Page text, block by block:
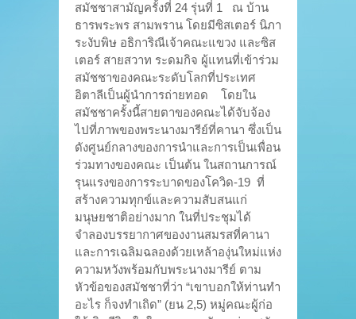
สมัชชาสามัญครั้งที่ 24 รุ่นที่ 1 ณ บ้าน
ธารพระพร สามพราน โดยมีซิสเตอร์ นิภา
ระงับพิษ อธิการิณีเจ้าคณะแขวง และซิส
เตอร์ สายสวาท ระดมกิจ ผู้แทนที่เข้าร่วม
สมัชชาของคณะระดับโลกที่ประเทศ
อิตาลีเป็นผู้นำการถ่ายทอด โดยใน
สมัชชาครั้งนี้สายตาของคณะได้จับจ้อง
ไปที่ภาพของพระนางมารีย์ที่คานา ซึ่งเป็น
ดังศูนย์กลางของการนำและการเป็นเพื่อน
ร่วมทางของคณะ เป็นต้น ในสถานการณ์
รุนแรงของการระบาดของโควิด-19 ที่
สร้างความทุกข์และความสับสนแก่
มนุษยชาติอย่างมาก ในที่ประชุมได้
จำลองบรรยากาศของงานสมรสที่คานา
และการเฉลิมฉลองด้วยเหล้าองุ่นใหม่แห่ง
ความหวังพร้อมกับพระนางมารีย์ ตาม
หัวข้อของสมัชชาที่ว่า “เขาบอกให้ท่านทำ
อะไร ก็จงทำเถิด” (ยน 2,5) หมู่คณะผู้ก่อ